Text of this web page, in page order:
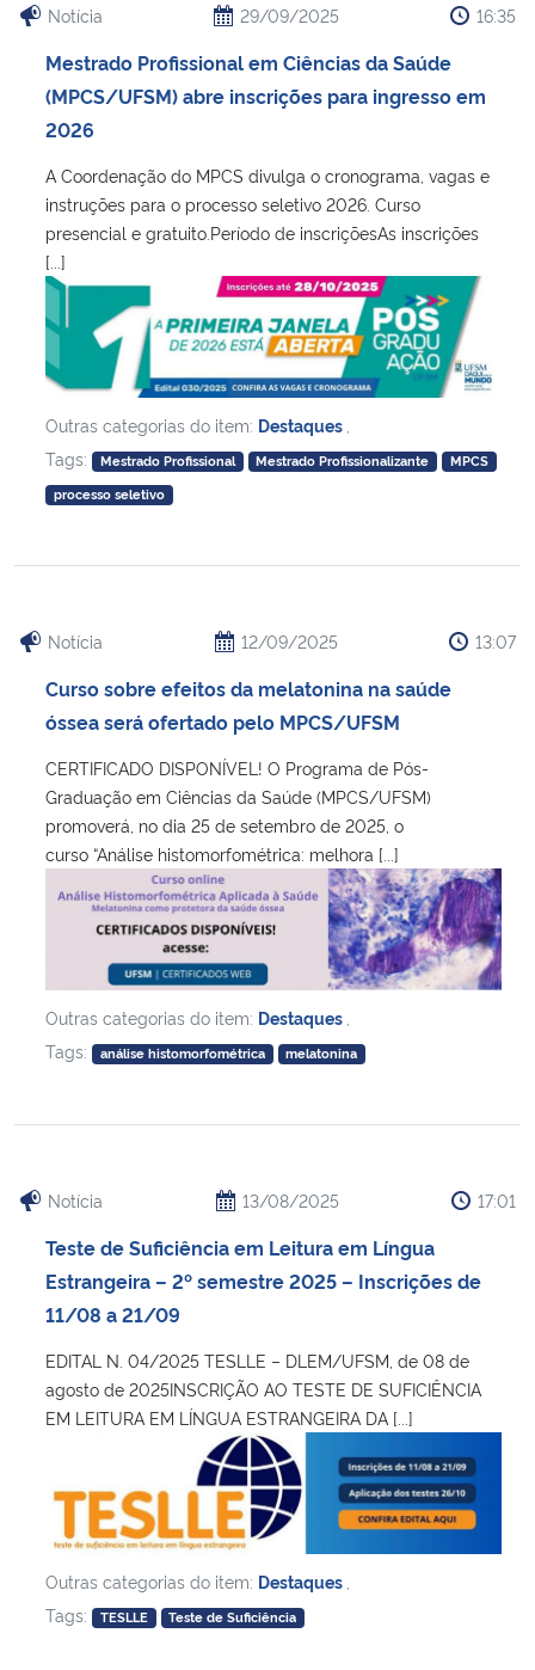
Notícia 29/09/2025 16:35
Mestrado Profissional em Ciências da Saúde
(MPCS/UFSM) abre inscrições para ingresso em
2026
A Coordenação do MPCS divulga o cronograma, vagas e
instruções para o processo seletivo 2026. Curso
presencial e gratuito.Período de inscriçõesAs inscrições
[...]
Outras categorias do item: Destaques
Tags:
Mestrado Profissional Mestrado Profissionalizante
MPCS
processo seletivo
Notícia 12/09/2025 13:07
Curso sobre efeitos da melatonina na saúde
óssea será ofertado pelo MPCS/UFSM
CERTIFICADO DISPONÍVEL! O Programa de Pós-
Graduação em Ciências da Saúde (MPCS/UFSM)
promoverá, no dia 25 de setembro de 2025, o
curso “Análise histomorfométrica: melhora [...]
Outras categorias do item: Destaques
Tags:
análise histomorfométrica melatonina
Notícia 13/08/2025 17:01
Teste de Suficiência em Leitura em Língua
Estrangeira – 2º semestre 2025 – Inscrições de
11/08 a 21/09
EDITAL N. 04/2025 TESLLE – DLEM/UFSM, de 08 de
agosto de 2025INSCRIÇÃO AO TESTE DE SUFICIÊNCIA
EM LEITURA EM LÍNGUA ESTRANGEIRA DA [...]
Outras categorias do item: Destaques
Tags:
TESLLE Teste de Suficiência